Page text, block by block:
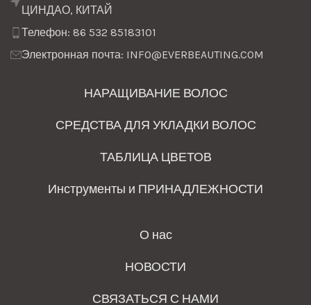
ЦИНДАО, КИТАЙ
Телефон: 86 532 85183101
Электронная почта: INFO@EVERBEAUTING.COM
НАРАЩИВАНИЕ ВОЛОС
СРЕДСТВА ДЛЯ УКЛАДКИ ВОЛОС
ТАБЛИЦА ЦВЕТОВ
Инструменты и ПРИНАДЛЕЖНОСТИ
О нас
НОВОСТИ
СВЯЗАТЬСЯ С НАМИ